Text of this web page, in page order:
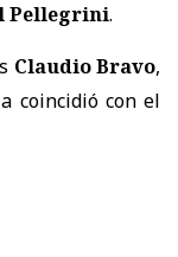
Pellegrini.
Claudio Bravo,
coincidió con el